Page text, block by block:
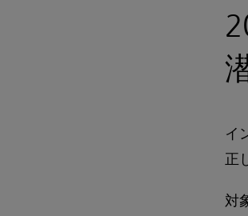
イ
正
対